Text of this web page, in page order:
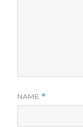
NAME *